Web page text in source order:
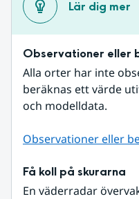
Lär dig mer
Observationer eller
Alla orter har inte
beräknas ett värde
och modelldata.
Observationer eller
Få koll på skurarna
En väderradar